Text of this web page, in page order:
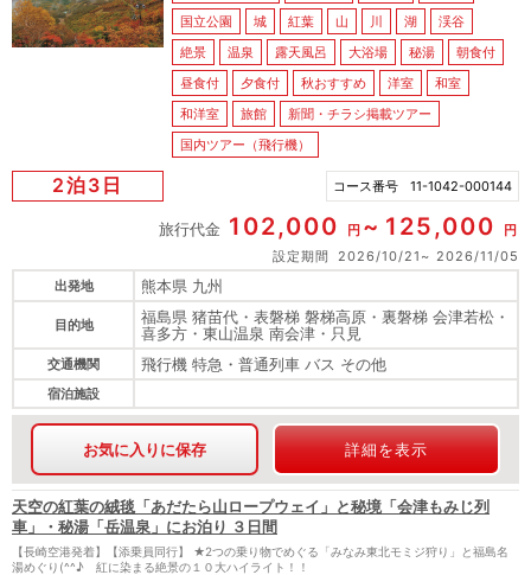
国立公園
城 紅葉 山 川 湖
渓谷
絶景
温泉 露天風呂 大浴場 秘湯
朝食付
昼食付
夕食付 秋おすすめ 洋室
和室
和洋室
旅館
新聞・チラシ掲載ツアー
国内ツアー（飛行機）
2泊3日 コース番号 11-1042-000144
旅行代金 102,000 円 125,000
円
設定期間
2026/10/21
2026/11/05
出発地
熊本県 九州
目的地
福島県 猪苗代・表磐梯 磐梯高原・裏磐梯 会津若松・
喜多方・東山温泉 南会津・只見
交通機関 飛行機 特急・普通列車 バス その他
宿泊施設
お気に入りに保存 詳細を表示
天空の紅葉の絨毯「あだたら山ロープウェイ」と秘境「会津もみじ列
車」・秘湯「岳温泉」にお泊り ３日間
【長崎空港発着】【添乗員同行】 ★2つの乗り物でめぐる「みなみ東北モミジ狩り」と福島名
湯めぐり(^^♪ 紅に染まる絶景の１０大ハイライト！！